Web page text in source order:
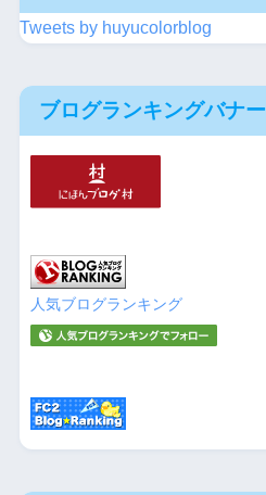
Tweets by huyucolorblog
ブログランキングバナー
人気ブログランキング